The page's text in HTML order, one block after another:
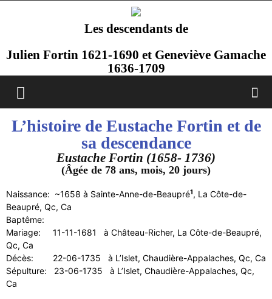
Les descendants de
Julien Fortin 1621-1690 et Geneviève Gamache
1636-1709
L’histoire de Eustache Fortin et de
sa descendance
Eustache Fortin (1658- 1736)
(Âgée de 78 ans, mois, 20 jours)
Naissance: ~1658 à Sainte-Anne-de-Beaupré1, La Côte-de-
Beaupré, Qc, Ca
Baptême:
Mariage: 11-11-1681 à Château-Richer, La Côte-de-Beaupré,
Qc, Ca
Décès: 22-06-1735 à L’Islet, Chaudière-Appalaches, Qc, Ca
Sépulture: 23-06-1735 à L’Islet, Chaudière-Appalaches, Qc,
Ca